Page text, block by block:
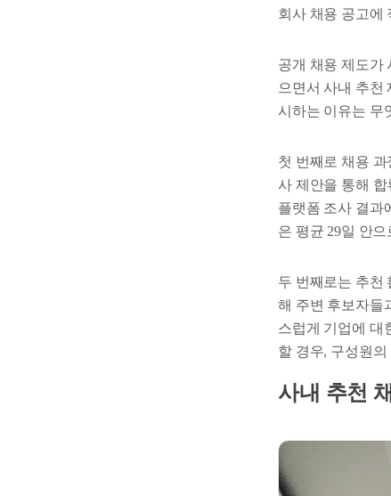
회사 채용 공고에
공개 채용 제도가
으면서 사내 추천
시하는 이유는 무
첫 번째로 채용
사 제안을 통해
플랫폼 조사 결과
은 평균 29일 안
두 번째로는 추천
해 주변 후보자들
스럽게 기업에 대
할 경우, 구성원
사내 추천